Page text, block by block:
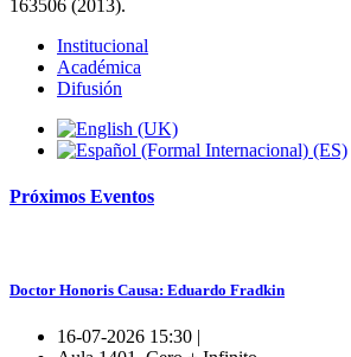
163506 (2013).
Institucional
Académica
Difusión
Próximos Eventos
Doctor Honoris Causa: Eduardo Fradkin
16-07-2026 15:30 |